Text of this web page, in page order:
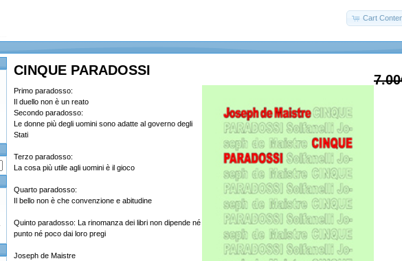
Cart
CINQUE PARADOSSI
Primo paradosso:
Il duello non è un reato
Secondo paradosso:
Le donne più degli uomini sono adatte al governo degli
Stati
Terzo paradosso:
La cosa più utile agli uomini è il gioco
Quarto paradosso:
Il bello non è che convenzione e abitudine
Quinto paradosso: La rinomanza dei libri non dipende né
punto né poco dai loro pregi
Joseph de Maistre